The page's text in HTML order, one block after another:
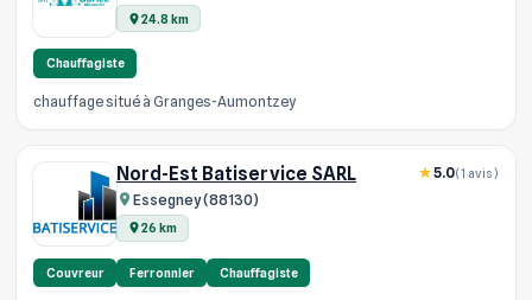
24.8 km
Chauffagiste
chauffage situé à Granges-Aumontzey
Nord-Est Batiservice SARL
Essegney (88130)
26 km
5.0(1 avis)
Couvreur Ferronnier Chauffagiste